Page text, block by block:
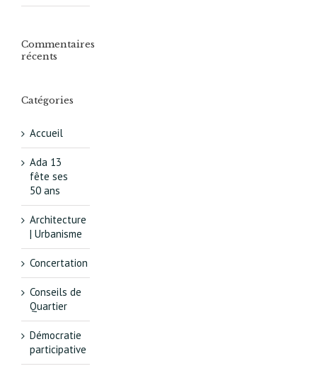
Commentaires
récents
Catégories
Accueil
Ada 13
fête ses
50 ans
Architecture
| Urbanisme
Concertation
Conseils de
Quartier
Démocratie
participative